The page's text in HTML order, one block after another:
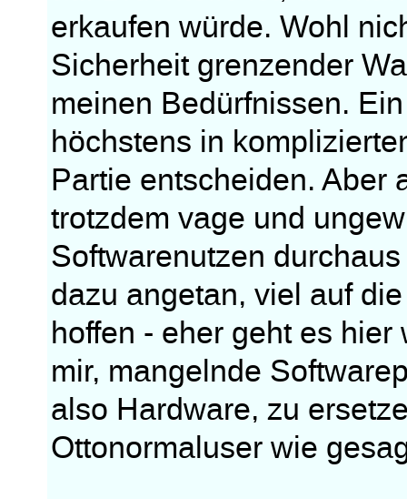
erkaufen würde. Wohl
Sicherheit grenzender
meinen Bedürfnissen.
höchstens in
Partie entscheiden. Aber
trotzdem vage und
Softwarenutzen
dazu angetan, viel auf
hoffen - eher geht es
mir, mangelnde
also Hardware, zu
Ottonormaluser wie